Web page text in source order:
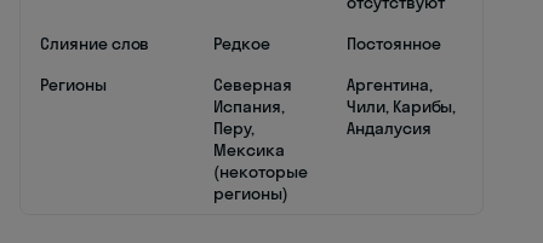
Слияние слов
Редкое
Постоянное
Регионы
Северная
Испания,
Перу,
Мексика
(некоторые
регионы)
Аргентина,
Чили, Карибы,
Андалусия